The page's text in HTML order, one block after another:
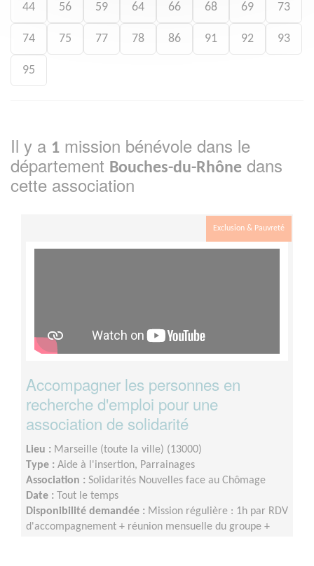
44 56 59 64 66 68 69 73
74 75 77 78 86 91 92 93
95
Il y a 1 mission bénévole dans le
département Bouches-du-Rhône dans
cette association
Exclusion & Pauvreté
Accompagner les personnes en
recherche d'emploi pour une
association de solidarité
Lieu : Marseille (toute la ville) (13000)
Type : Aide à l'insertion, Parrainages
Association : Solidarités Nouvelles face au Chômage
Date :
Tout le temps
Disponibilité demandée : Mission régulière : 1h par RDV
d'accompagnement + réunion mensuelle du groupe +